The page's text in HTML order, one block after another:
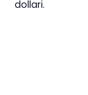
dollari.